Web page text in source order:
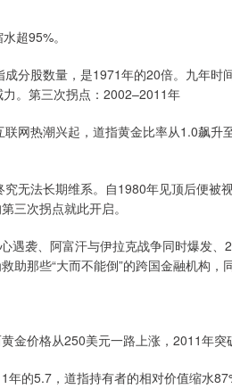
超95%。
股数量，是1971年的20倍。九年时
。第三次拐点：2002–2011年
热潮兴起，道指黄金比率从1.0飙升
法长期维系。自1980年见顶后便被
三次拐点就此开启。
袭、阿富汗与伊拉克战争同时爆发、
助那些“大而不能倒”的跨国金融机构，
价格从250美元一路上涨，2011年突
的5.7，道指持有者的相对价值缩水